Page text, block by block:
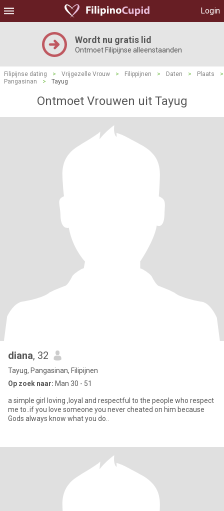
Login
Wordt nu gratis lid
Ontmoet Filipijnse alleenstaanden
Filipijnse dating > Vrijgezelle Vrouw > Filippijnen > Daten > Plaats
>
Pangasinan
> Tayug
Ontmoet Vrouwen uit Tayug
diana, 32
Tayug, Pangasinan, Filipijnen
Op zoek naar: Man 30 - 51
a simple girl loving ,loyal and respectful to the people who respect
me to..if you love someone you never cheated on him because
Gods always know what you do..